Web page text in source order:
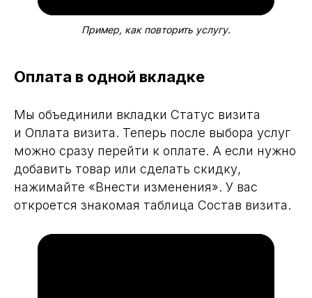
Пример, как повторить услугу.
Оплата в одной вкладке
Мы объединили вкладки Статус визита
и Оплата визита. Теперь после выбора услуг
можно сразу перейти к оплате. А если нужно
добавить товар или сделать скидку,
нажимайте «Внести изменения». У вас
откроется знакомая таблица Состав визита.